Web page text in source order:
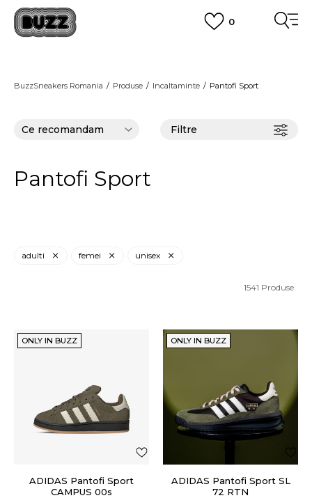
0
3 rate fără dobândă fără card de credit cu Klarna
BuzzSneakers Romania Produse Incaltaminte Pantofi Sport
Filtre
Pantofi Sport
adulti femei unisex
1541 Produse
ONLY IN BUZZ
ADIDAS Pantofi Sport
CAMPUS 00s
ONLY IN BUZZ
ADIDAS Pantofi Sport SL
72 RTN